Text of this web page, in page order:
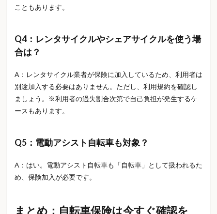
こともあります。
Q4：レンタサイクルやシェアサイクルを使う場
合は？
A：レンタサイクル業者が保険に加入しているため、利用者は
別途加入する必要はありません。ただし、利用規約を確認し
ましょう。※利用者の過失割合次第で自己負担が発生するケ
ースもあります。
Q5：電動アシスト自転車も対象？
A：はい。電動アシスト自転車も「自転車」として扱われるた
め、保険加入が必要です。
まとめ：自転車保険は今すぐ確認を